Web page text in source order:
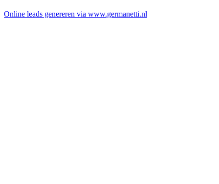
Online leads genereren via www.germanetti.nl